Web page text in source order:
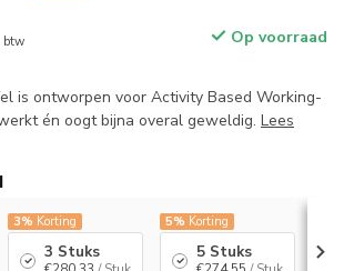
btw Op voorraad
is ontworpen voor Activity Based Working-
én oogt bijna overal geweldig. Lees
3% Korting
3 Stuks
5% Korting
5 Stuks